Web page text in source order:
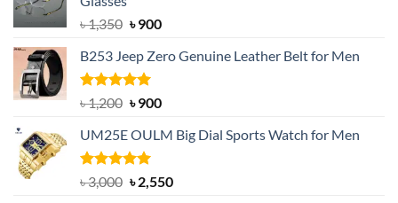
৳1,350 Original
was:
৳ 1,350.
৳900Current
is:
B253 Jeep Zero Genuine Leather Belt for Men
Rated5.00
out of 5
৳1,200 Original
was:
৳ 1,200.
৳900Current
is:
UM25E OULM Big Dial Sports Watch for Men
Rated5.00
out of 5
৳3,000 Original
৳2,550Current